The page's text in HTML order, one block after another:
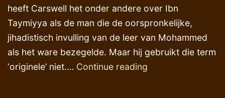
heeft Carswell het onder andere over Ibn
Taymiyya als de man die de oorspronkelijke,
jihadistisch invulling van de leer van Mohammed
als het ware bezegelde. Maar hij gebruikt die term
‘originele’ niet.… Continue reading